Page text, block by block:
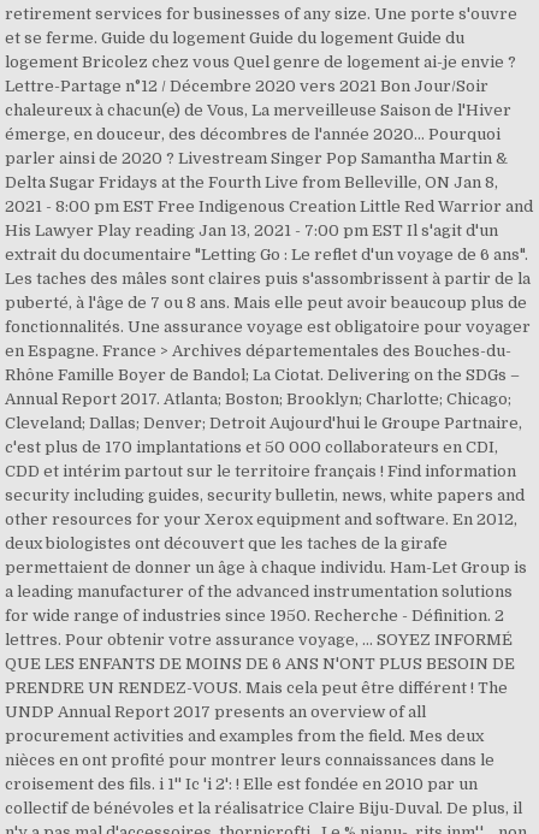
retirement services for businesses of any size. Une porte s'ouvre
et se ferme. Guide du logement Guide du logement Guide du
logement Bricolez chez vous Quel genre de logement ai-je envie ?
Lettre-Partage n°12 / Décembre 2020 vers 2021 Bon Jour/Soir
chaleureux à chacun(e) de Vous, La merveilleuse Saison de l'Hiver
émerge, en douceur, des décombres de l'année 2020... Pourquoi
parler ainsi de 2020 ? Livestream Singer Pop Samantha Martin &
Delta Sugar Fridays at the Fourth Live from Belleville, ON Jan 8,
2021 - 8:00 pm EST Free Indigenous Creation Little Red Warrior and
His Lawyer Play reading Jan 13, 2021 - 7:00 pm EST Il s'agit d'un
extrait du documentaire "Letting Go : Le reflet d'un voyage de 6 ans".
Les taches des mâles sont claires puis s'assombrissent à partir de la
puberté, à l'âge de 7 ou 8 ans. Mais elle peut avoir beaucoup plus de
fonctionnalités. Une assurance voyage est obligatoire pour voyager
en Espagne. France > Archives départementales des Bouches-du-
Rhône Famille Boyer de Bandol; La Ciotat. Delivering on the SDGs –
Annual Report 2017. Atlanta; Boston; Brooklyn; Charlotte; Chicago;
Cleveland; Dallas; Denver; Detroit Aujourd'hui le Groupe Partnaire,
c'est plus de 170 implantations et 50 000 collaborateurs en CDI,
CDD et intérim partout sur le territoire français ! Find information
security including guides, security bulletin, news, white papers and
other resources for your Xerox equipment and software. En 2012,
deux biologistes ont découvert que les taches de la girafe
permettaient de donner un âge à chaque individu. Ham-Let Group is
a leading manufacturer of the advanced instrumentation solutions
for wide range of industries since 1950. Recherche - Définition. 2
lettres. Pour obtenir votre assurance voyage, ... SOYEZ INFORMÉ
QUE LES ENFANTS DE MOINS DE 6 ANS N'ONT PLUS BESOIN DE
PRENDRE UN RENDEZ-VOUS. Mais cela peut être différent ! The
UNDP Annual Report 2017 presents an overview of all
procurement activities and examples from the field. Mes deux
nièces en ont profité pour montrer leurs connaissances dans le
croisement des fils. i 1'' Ic 'i 2': ! Elle est fondée en 2010 par un
collectif de bénévoles et la réalisatrice Claire Biju-Duval. De plus, il